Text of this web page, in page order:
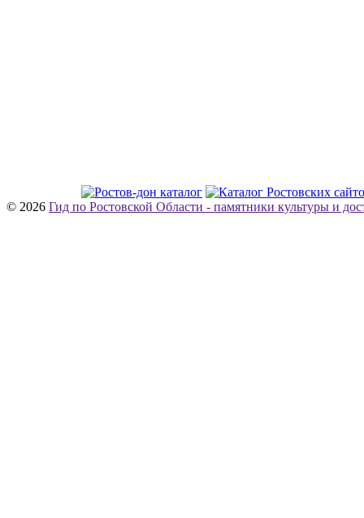
© 2026 Гид по Ростовской Области - памятники культуры и